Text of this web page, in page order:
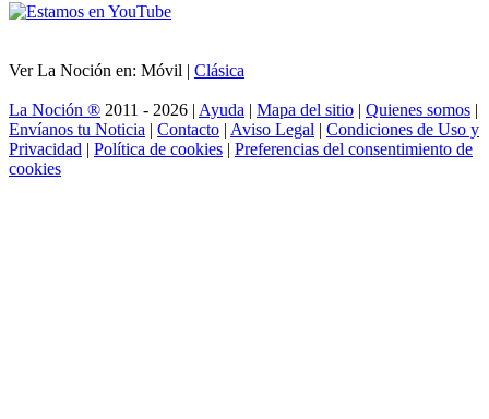
Ver La Noción en: Móvil | Clásica
La Noción ® 2011 - 2026 | Ayuda | Mapa del sitio | Quienes somos |
Envíanos tu Noticia | Contacto | Aviso Legal | Condiciones de Uso y
Privacidad | Política de cookies | Preferencias del consentimiento de
cookies